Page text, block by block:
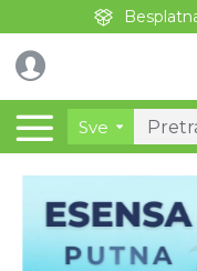
Sve